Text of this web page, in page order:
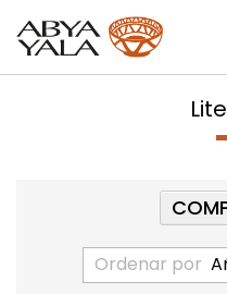
Ordenar por